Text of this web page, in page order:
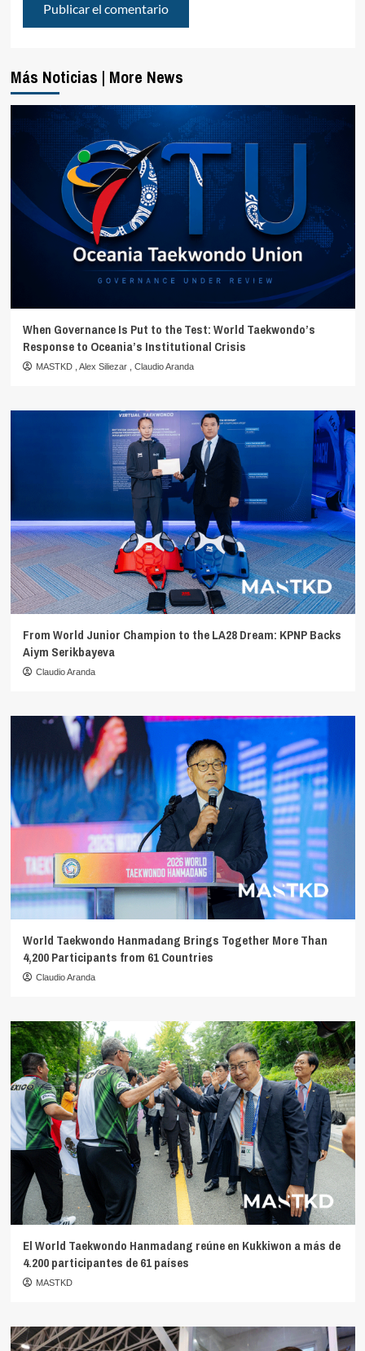
Más Noticias | More News
When Governance Is Put to the Test: World Taekwondo’s
Response to Oceania’s Institutional Crisis
MASTKD Alex Siliezar Claudio Aranda
From World Junior Champion to the LA28 Dream: KPNP Backs
Aiym Serikbayeva
Claudio Aranda
World Taekwondo Hanmadang Brings Together More Than
4,200 Participants from 61 Countries
Claudio Aranda
El World Taekwondo Hanmadang reúne en Kukkiwon a más de
4.200 participantes de 61 países
MASTKD